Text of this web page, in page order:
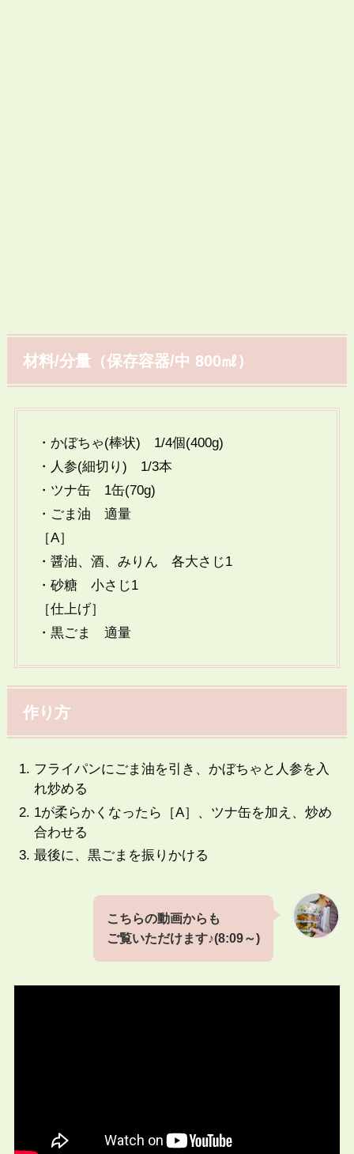
材料/分量（保存容器/中 800㎖）
・かぼちゃ(棒状) 1/4個(400g)
・人参(細切り) 1/3本
・ツナ缶 1缶(70g)
・ごま油 適量
［A］
・醤油、酒、みりん 各大さじ1
・砂糖 小さじ1
［仕上げ］
・黒ごま 適量
作り方
フライパンにごま油を引き、かぼちゃと人参を入
れ炒める
1が柔らかくなったら［A］、ツナ缶を加え、炒め
合わせる
最後に、黒ごまを振りかける
こちらの動画からも
ご覧いただけます♪(8:09～)